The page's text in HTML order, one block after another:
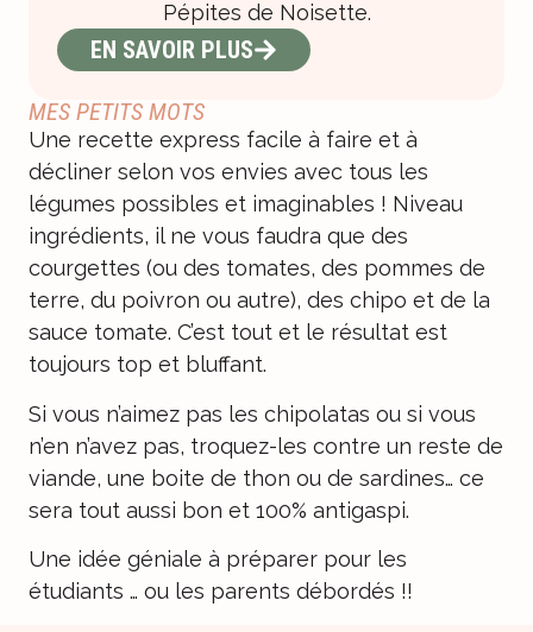
MES PETITS MOTS
Une recette express facile à faire et à
décliner selon vos envies avec tous les
légumes possibles et imaginables ! Niveau
ingrédients, il ne vous faudra que des
courgettes (ou des tomates, des pommes de
terre, du poivron ou autre), des chipo et de la
sauce tomate. C’est tout et le résultat est
toujours top et bluffant.
Si vous n’aimez pas les chipolatas ou si vous
n’en n’avez pas, troquez-les contre un reste de
viande, une boite de thon ou de sardines… ce
sera tout aussi bon et 100% antigaspi.
Une idée géniale à préparer pour les
étudiants … ou les parents débordés !!
Pépites de Noisette.
EN SAVOIR PLUS